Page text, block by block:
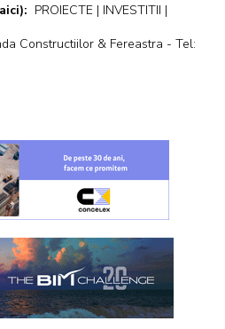
PROIECTE | INVESTITII |
Constructiilor & Fereastra - Tel: